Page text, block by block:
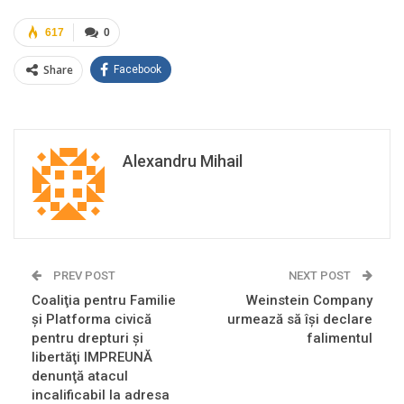
0
617
Share Facebook
Alexandru Mihail
PREV POST
Coaliţia pentru Familie
şi Platforma civică
pentru drepturi şi
libertăţi IMPREUNĂ
denunţă atacul
incalificabil la adresa
NEXT POST
Weinstein Company
urmează să îşi declare
falimentul